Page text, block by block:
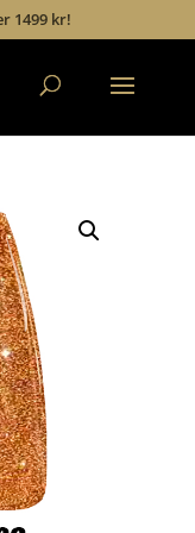
1499 kr!